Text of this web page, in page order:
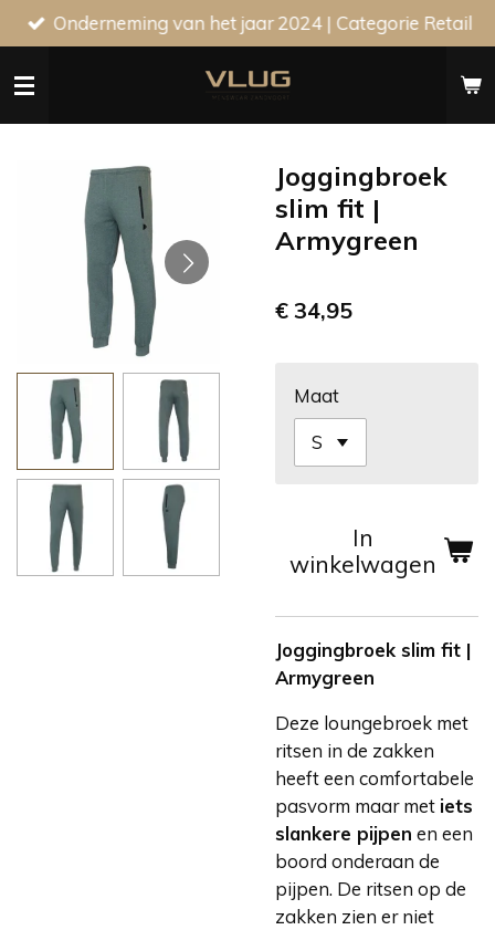
Ga
direct
naar
Onderneming van het jaar 2024 | Categorie Retail
Joggingbroek
slim fit |
Armygreen
€ 34,95
Maat
In
winkelwagen
Joggingbroek slim fit |
Armygreen
Deze loungebroek met
ritsen in de zakken
heeft een comfortabele
pasvorm maar met iets
slankere pijpen en een
boord onderaan de
pijpen. De ritsen op de
zakken zien er niet